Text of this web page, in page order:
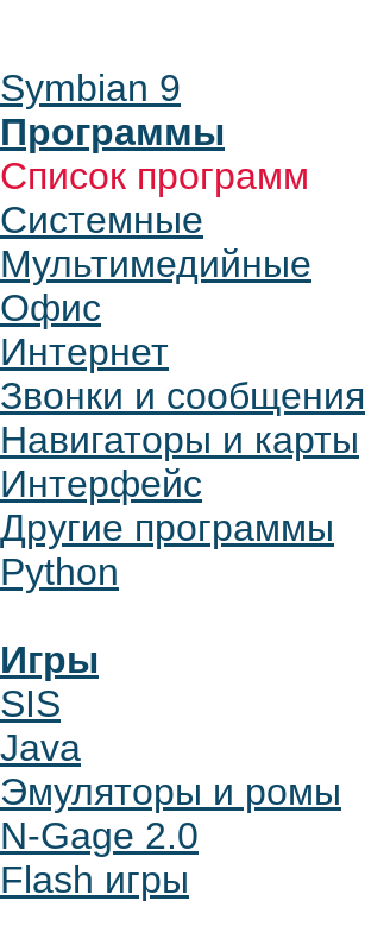
Symbian 9
Программы
Список программ
Системные
Мультимедийные
Офис
Интернет
Звонки и сообщения
Навигаторы и карты
Интерфейс
Другие программы
Python
Игры
SIS
Java
Эмуляторы и ромы
N-Gage 2.0
Flash игры